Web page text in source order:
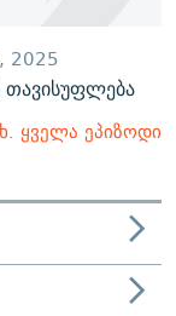
2025
თავისუფლება
ყველა ეპიზოდი